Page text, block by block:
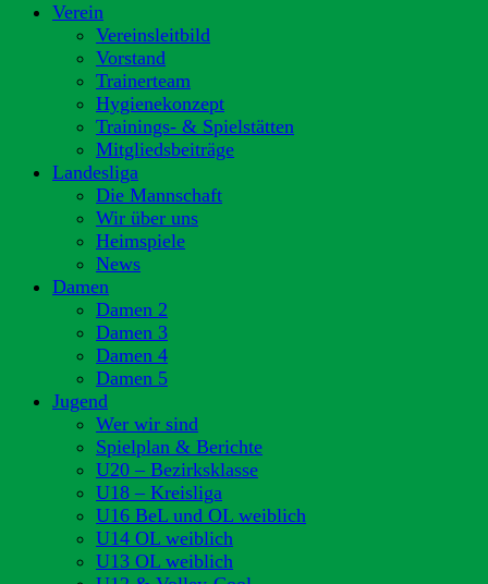
Verein
Vereinsleitbild
Vorstand
Trainerteam
Hygienekonzept
Trainings- & Spielstätten
Mitgliedsbeiträge
Landesliga
Die Mannschaft
Wir über uns
Heimspiele
News
Damen
Damen 2
Damen 3
Damen 4
Damen 5
Jugend
Wer wir sind
Spielplan & Berichte
U20 – Bezirksklasse
U18 – Kreisliga
U16 BeL und OL weiblich
U14 OL weiblich
U13 OL weiblich